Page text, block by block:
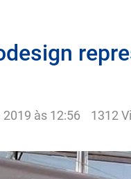
2019 às 12:56 1312